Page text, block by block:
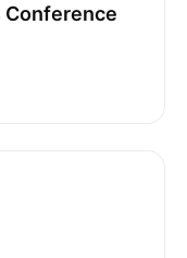
Conference